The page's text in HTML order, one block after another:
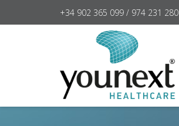
+34 902 365 099 / 974 231 280